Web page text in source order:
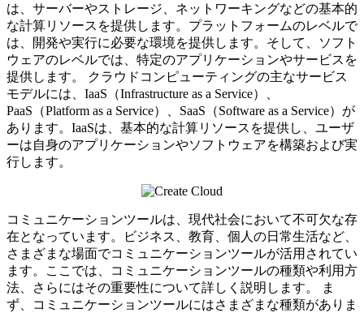
は、サーバーやストレージ、ネットワーキングなどの基本的
な計算リソースを提供します。プラットフォームのレベルで
は、開発や実行に必要な環境を提供します。そして、ソフト
ウェアのレベルでは、特定のアプリケーションやサービスを
提供します。 クラウドコンピューティングの主なサービス
モデルには、IaaS（Infrastructure as a Service）、
PaaS（Platform as a Service）、SaaS（Software as a Service）が
あります。IaaSは、基本的な計算リソースを提供し、ユーザ
ーは自身のアプリケーションやソフトウェアを構築および実
行します。
コミュニケーションツールは、現代社会において不可欠な存
在となっています。ビジネス、教育、個人の日常生活など、
さまざまな場面でコミュニケーションツールが活用されてい
ます。ここでは、コミュニケーションツールの種類や利用方
法、さらにはその重要性について詳しく説明します。 ま
ず、コミュニケーションツールにはさまざまな種類がありま